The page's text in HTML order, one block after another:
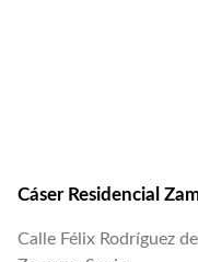
Cáser Residencial
Calle Félix Rodríguez